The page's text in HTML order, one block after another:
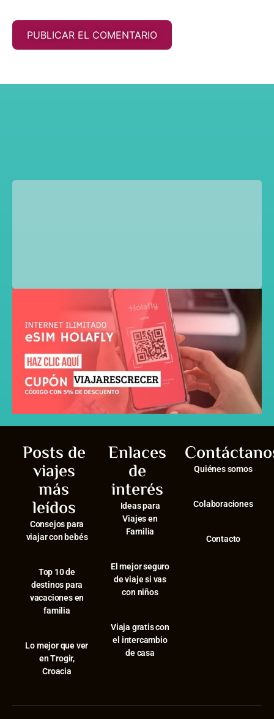
Posts de
viajes
más
leídos
Consejos para
viajar con bebés
⁠Top 10 de
destinos para
vacaciones en
familia
⁠Lo mejor que ver
en Trogir,
Croacia
Enlaces
de
interés
Ideas para
Viajes en
Familia
El mejor seguro
de viaje si vas
con niños
Viaja gratis con
el intercambio
de casa
Quiénes somos
Colaboraciones
Contacto